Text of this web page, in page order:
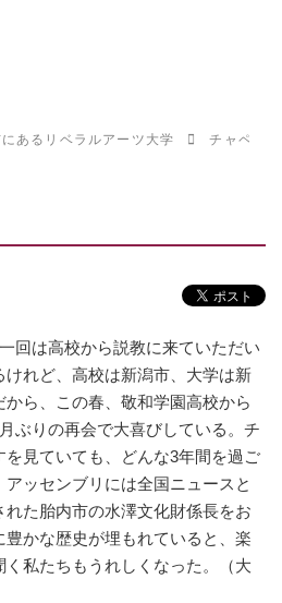
あるリベラルアーツ大学 チャペル
回は高校から説教に来ていただい
れど、高校は新潟市、大学は新
ら、この春、敬和学園高校から
ぶりの再会で大喜びしている。チ
を見ていても、どんな3年間を過ご
ッセンブリには全国ニュースと
た胎内市の水澤文化財係長をお
かな歴史が埋もれていると、楽
く私たちもうれしくなった。（大